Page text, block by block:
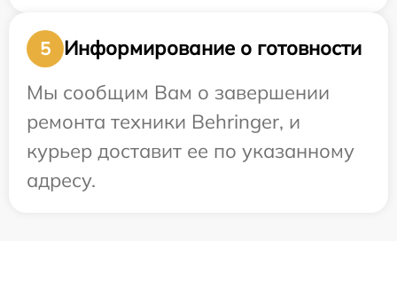
5
Информирование о готовности
Мы сообщим Вам о завершении
ремонта техники Behringer, и
курьер доставит ее по указанному
адресу.